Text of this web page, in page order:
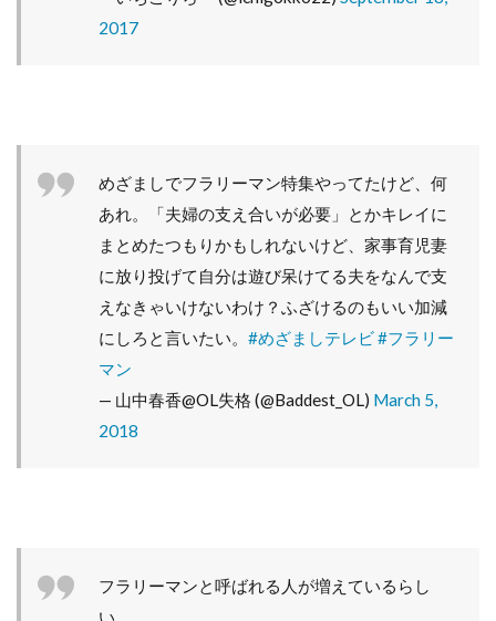
2017
めざましでフラリーマン特集やってたけど、何
あれ。「夫婦の支え合いが必要」とかキレイに
まとめたつもりかもしれないけど、家事育児妻
に放り投げて自分は遊び呆けてる夫をなんで支
えなきゃいけないわけ？ふざけるのもいい加減
にしろと言いたい。 #めざましテレビ#フラリー
マン
— 山中春香@OL失格 (@Baddest_OL) March 5,
2018
フラリーマンと呼ばれる人が増えているらし
い。